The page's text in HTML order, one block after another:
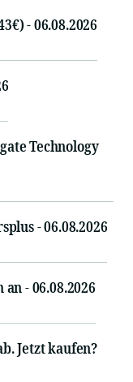
- 06.08.2026
Technology
- 06.08.2026
- 06.08.2026
Jetzt kaufen?